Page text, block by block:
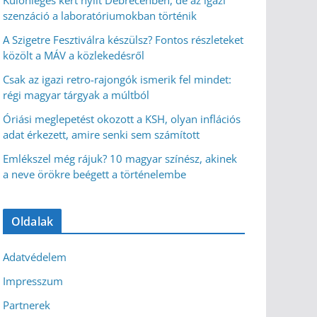
szenzáció a laboratóriumokban történik
A Szigetre Fesztiválra készülsz? Fontos részleteket
közölt a MÁV a közlekedésről
Csak az igazi retro-rajongók ismerik fel mindet:
régi magyar tárgyak a múltból
Óriási meglepetést okozott a KSH, olyan inflációs
adat érkezett, amire senki sem számított
Emlékszel még rájuk? 10 magyar színész, akinek
a neve örökre beégett a történelembe
Oldalak
Adatvédelem
Impresszum
Partnerek